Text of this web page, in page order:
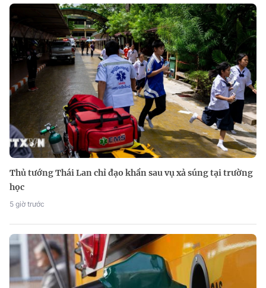
Thủ tướng Thái Lan chỉ đạo khẩn sau vụ xả súng tại trường
học
5 giờ trước